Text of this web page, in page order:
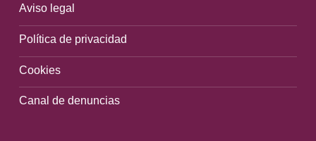
Aviso legal
Política de privacidad
Cookies
Canal de denuncias